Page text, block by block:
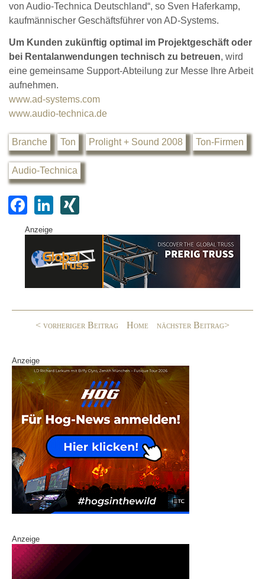
von Audio-Technica Deutschland“, so Sven Haferkamp,
kaufmännischer Geschäftsführer von AD-Systems.
Um Kunden zukünftig optimal im Projektgeschäft oder
bei Rentalanwendungen technisch zu betreuen, wird
eine gemeinsame Support-Abteilung zur Messe Ihre Arbeit
aufnehmen.
www.ad-systems.com
www.audio-technica.de
Branche Ton Prolight + Sound 2008 Ton-Firmen
Audio-Technica
F
a
c
e
o
Li
k
e
G
Anzeige
< vorheriger Beitrag Home nächster Beitrag>
Anzeige
Anzeige